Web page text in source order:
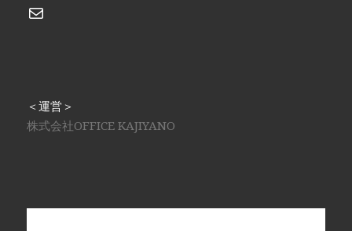
メール
＜運営＞
株式会社OFFICE KAJIYANO